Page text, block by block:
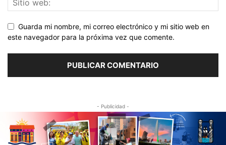
Guarda mi nombre, mi correo electrónico y mi sitio web en
este navegador para la próxima vez que comente.
- Publicidad -